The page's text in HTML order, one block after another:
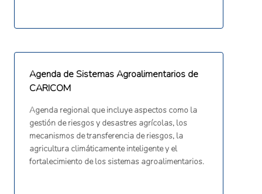
Agenda de Sistemas Agroalimentarios de
CARICOM
Agenda regional que incluye aspectos como la
gestión de riesgos y desastres agrícolas, los
mecanismos de transferencia de riesgos, la
agricultura climáticamente inteligente y el
fortalecimiento de los sistemas agroalimentarios.